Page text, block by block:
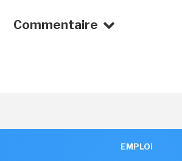
Commentaire
EMPLOI